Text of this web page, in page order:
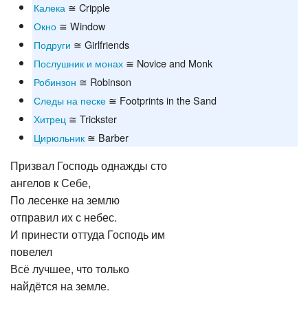
Калека ≅ Cripple
Окно ≅ Window
Подруги ≅ Girlfriends
Послушник и монах ≅ Novice and Monk
Робинзон ≅ Robinson
Следы на песке ≅ Footprints in the Sand
Хитрец ≅ Trickster
Цирюльник ≅ Barber
Призвал Господь однажды сто
ангелов к Себе,
По лесенке на землю
отправил их с небес.
И принести оттуда Господь им
повелел
Всё лучшее, что только
найдётся на земле.